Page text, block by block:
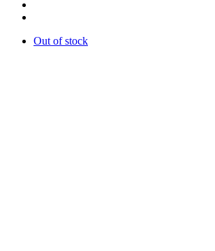
Out of stock